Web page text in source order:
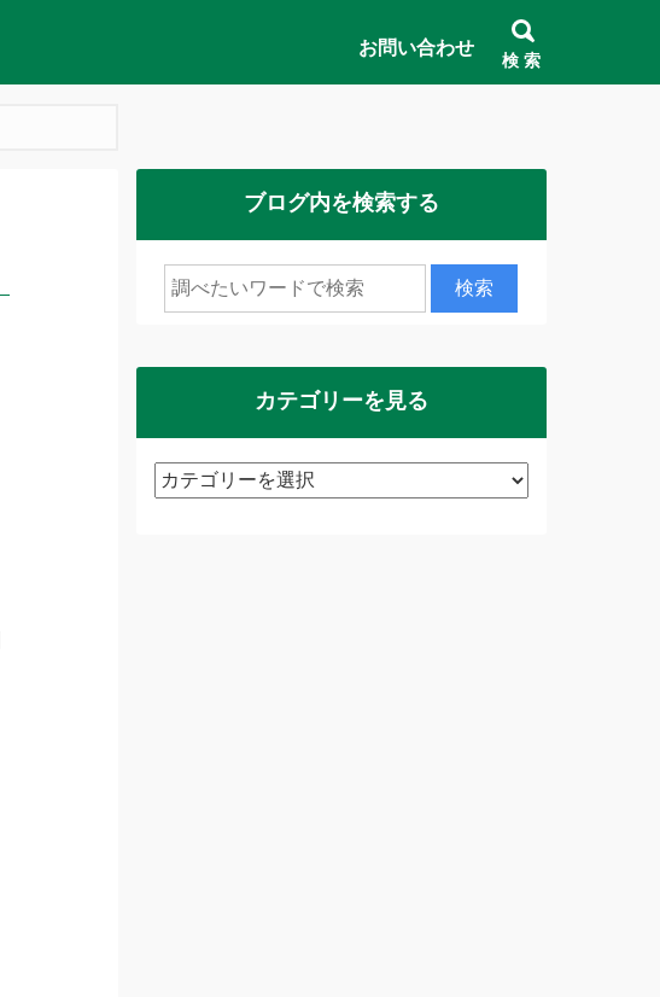
お問い合わせ
検 索
ブログ内を検索する
カテゴリーを見る
カ